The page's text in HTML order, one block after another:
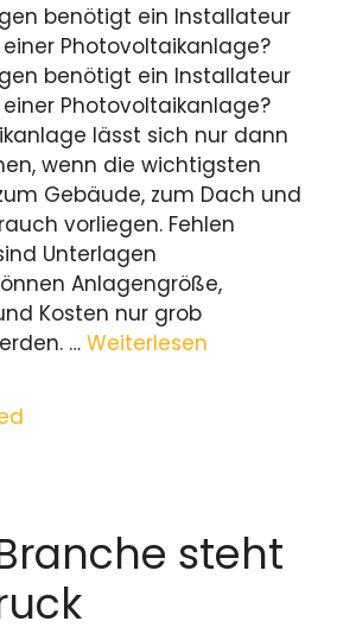
benötigt ein Installateur
Photovoltaikanlage?
benötigt ein Installateur
Photovoltaikanlage?
lässt sich nur dann
wenn die wichtigsten
Gebäude, zum Dach und
vorliegen. Fehlen
Unterlagen
Anlagengröße,
Kosten nur grob
… Weiterlesen
steht